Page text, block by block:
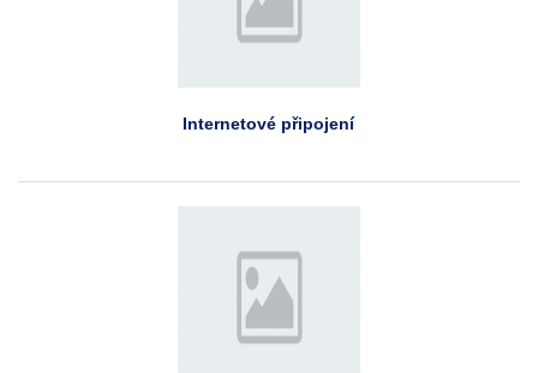
Internetové připojení